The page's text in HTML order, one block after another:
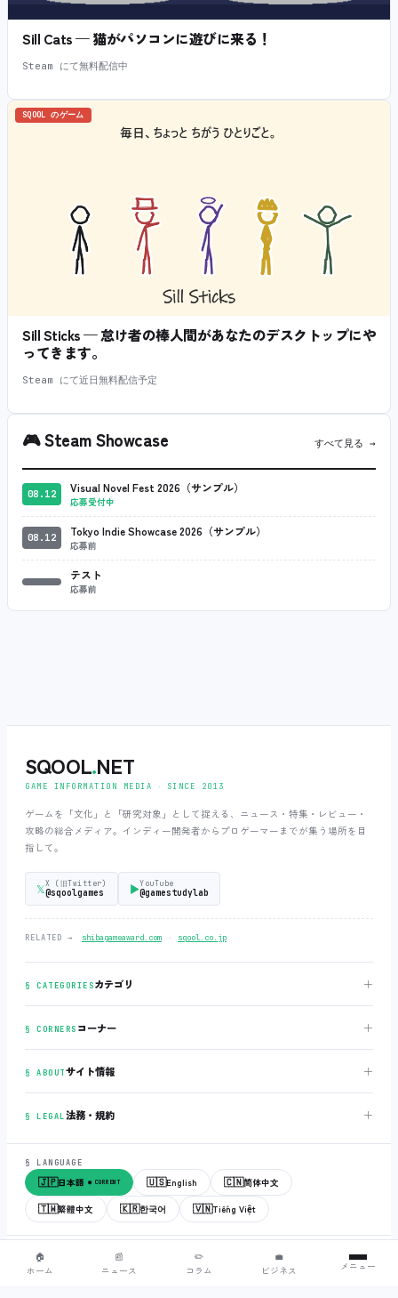
Sill Cats — 猫がパソコンに遊びに来る！
Steam にて無料配信中
SQOOL のゲーム
Sill Sticks — 怠け者の棒人間があなたのデスクトップにや
ってきます。
Steam にて近日無料配信予定
🎮Steam Showcase すべて見る →
08.12 Visual Novel Fest 2026（サンプル）
応募受付中
08.12 Tokyo Indie Showcase 2026（サンプル）
応募前
テスト
応募前
SQOOL.NET
GAME INFORMATION MEDIA ‧ SINCE 2013
ゲームを「文化」と「研究対象」として捉える、ニュース・特集・レビュー・
攻略の総合メディア。インディー開発者からプロゲーマーまでが集う場所を目
指して。
𝕏X (旧Twitter)
@sqoolgames ▶YouTube
@gamestudylab
RELATED → shibagameaward.com ‧ sqool.co.jp
§ CATEGORIESカテゴリ ＋
§ CORNERS コーナー ＋
§ ABOUTサイト情報 ＋
§ LEGAL法務・規約 ＋
§ LANGUAGE
🇯🇵日本語 ● CURRENT 🇺🇸English 🇨🇳简体中文
🇹🇼繁體中文 🇰🇷한국어 🇻🇳Tiếng Việt
© 2018-2026 sqool.co.jp ‧ All rights reserved. v3.0.0 build 20260505
● ALL SYSTEMS NORMAL
🏠
ホーム
📰
ニュース
✏️
コラム
💼
ビジネス
メニュー